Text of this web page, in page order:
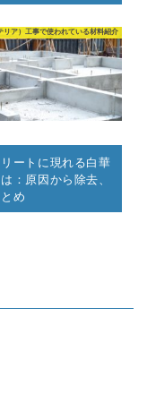
リア）工事で使われている材料紹介
ートに現れる白華
：原因から除去、
め